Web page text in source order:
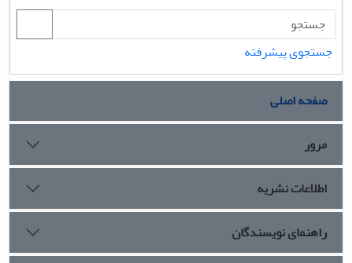
جستجوی پیشرفته
صفحه اصلی
مرور
اطلاعات نشریه
راهنمای نویسندگان